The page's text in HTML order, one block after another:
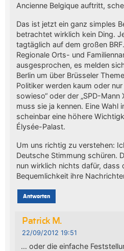
Ancienne Belgique auftritt,
Das ist jetzt ein ganz simples
betrachtet wirklich kein Ding.
tagtäglich auf dem großen BRF.
Regionale Orts- und
ausgesprochen, es melden
Berlin um über Brüsseler
Politiker werden kaum oder
sowieso“ oder der „SPD-Mann
muss sie ja kennen. Eine Wahl
scheinbar eine höhere
Élysée-Palast.
Um uns richtig zu verstehen:
Deutsche Stimmung schüren.
nun wirklich nichts dafür, dass
Bequemlichkeit ihre
Antworten
Patrick M.
22/09/2012 19:51
… oder die einfache